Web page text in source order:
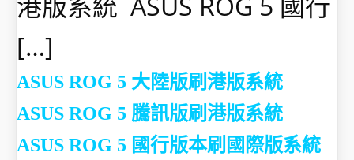
[…]
ASUS ROG 5 大陸版刷港版系統
ASUS ROG 5 騰訊版刷港版系統
ASUS ROG 5 國行版本刷國際版系統